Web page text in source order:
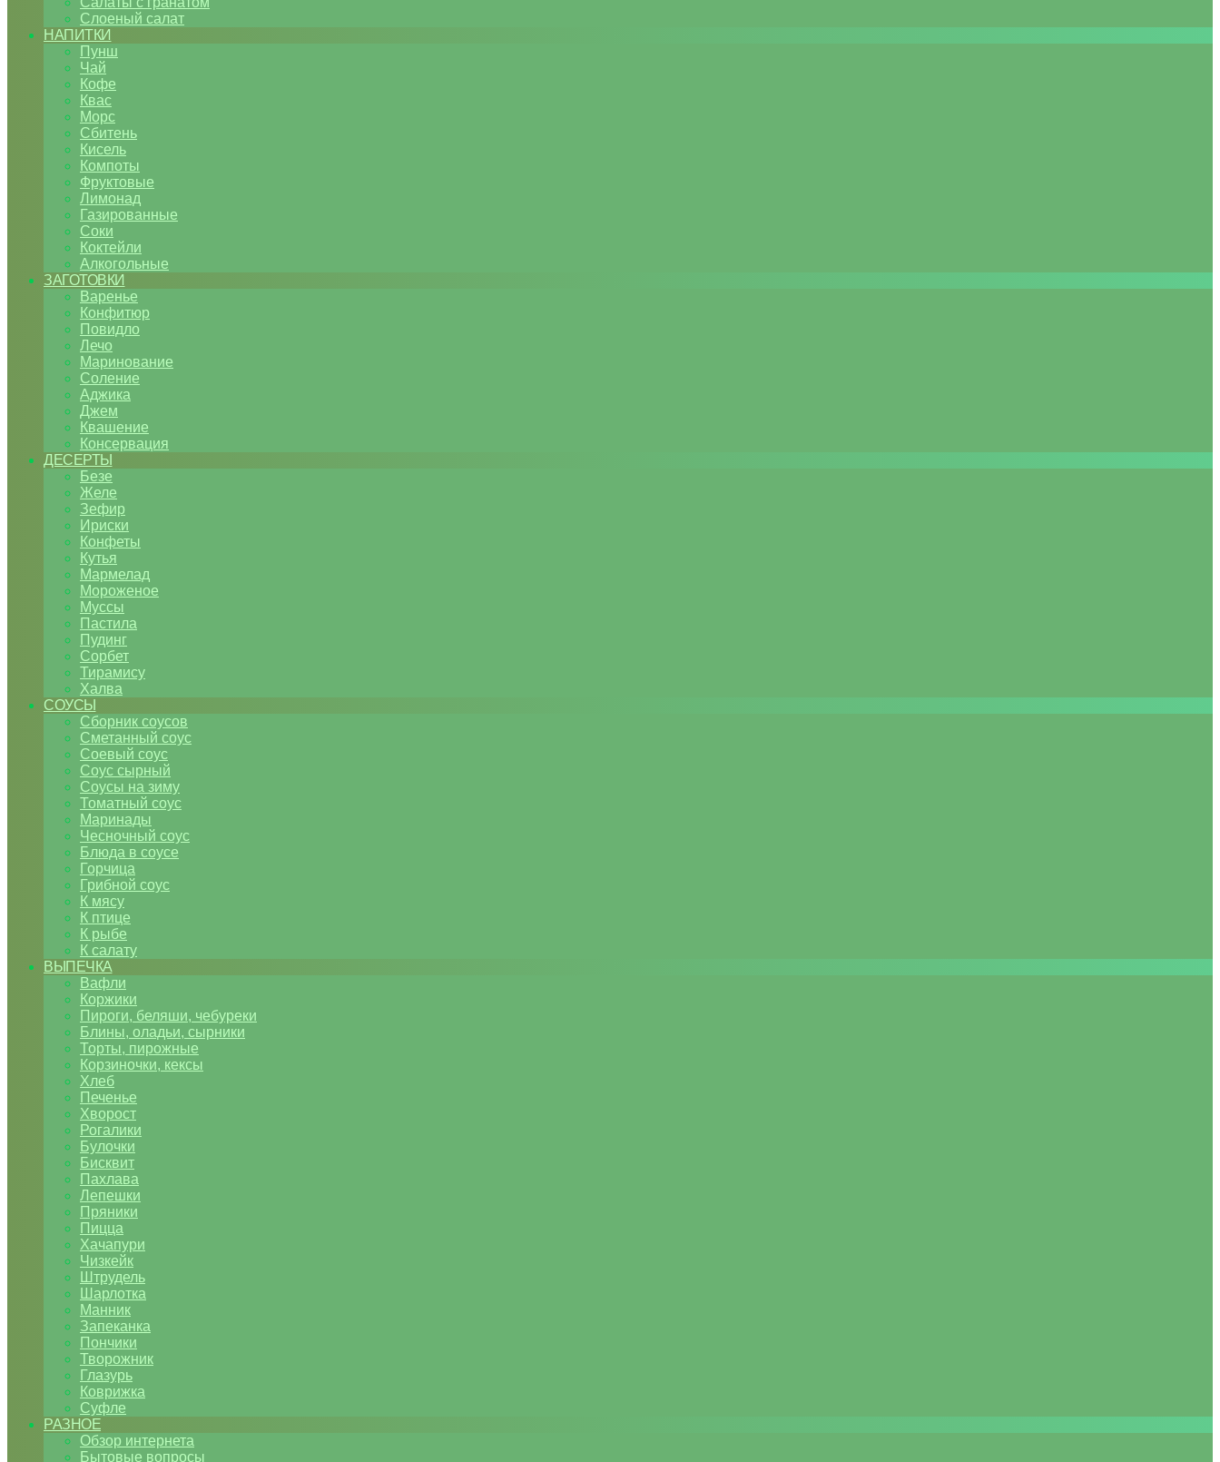
Слоеный салат
НАПИТКИ
Пунш
Чай
Кофе
Квас
Морс
Сбитень
Кисель
Компоты
Фруктовые
Лимонад
Газированные
Соки
Коктейли
Алкогольные
ЗАГОТОВКИ
Варенье
Конфитюр
Повидло
Лечо
Маринование
Соление
Аджика
Джем
Квашение
Консервация
ДЕСЕРТЫ
Безе
Желе
Зефир
Ириски
Конфеты
Кутья
Мармелад
Мороженое
Муссы
Пастила
Пудинг
Сорбет
Тирамису
Халва
СОУСЫ
Сборник соусов
Сметанный соус
Соевый соус
Соус сырный
Соусы на зиму
Томатный соус
Маринады
Чесночный соус
Блюда в соусе
Горчица
Грибной соус
К мясу
К птице
К рыбе
К салату
ВЫПЕЧКА
Вафли
Коржики
Пироги, беляши, чебуреки
Блины, оладьи, сырники
Торты, пирожные
Корзиночки, кексы
Хлеб
Печенье
Хворост
Рогалики
Булочки
Бисквит
Пахлава
Лепешки
Пряники
Пицца
Хачапури
Чизкейк
Штрудель
Шарлотка
Манник
Запеканка
Пончики
Творожник
Глазурь
Коврижка
Суфле
РАЗНОЕ
Обзор интернета
Бытовые вопросы